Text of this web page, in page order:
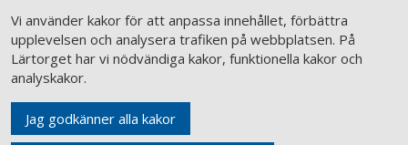
Vi använder kakor för att anpassa innehållet, förbättra
upplevelsen och analysera trafiken på webbplatsen. På
Lärtorget har vi nödvändiga kakor, funktionella kakor och
analyskakor.
Jag godkänner alla kakor